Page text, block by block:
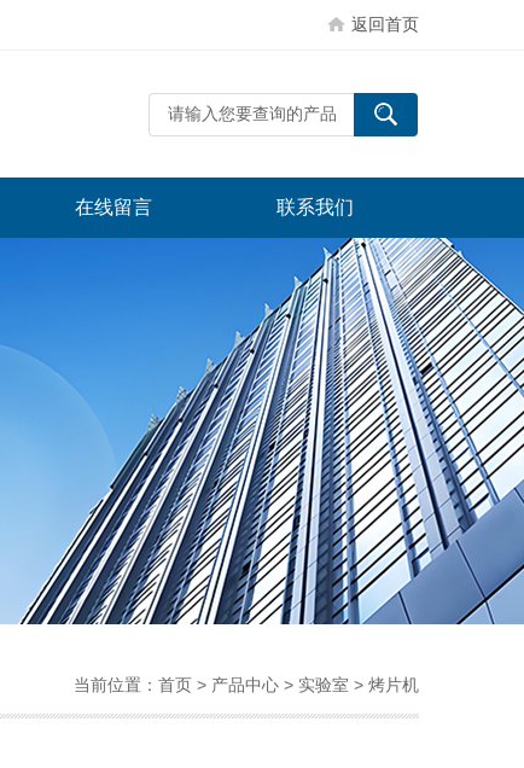
返回首页
在线留言 联系我们
当前位置： 首页 > 产品中心 > 实验室 > 烤片机